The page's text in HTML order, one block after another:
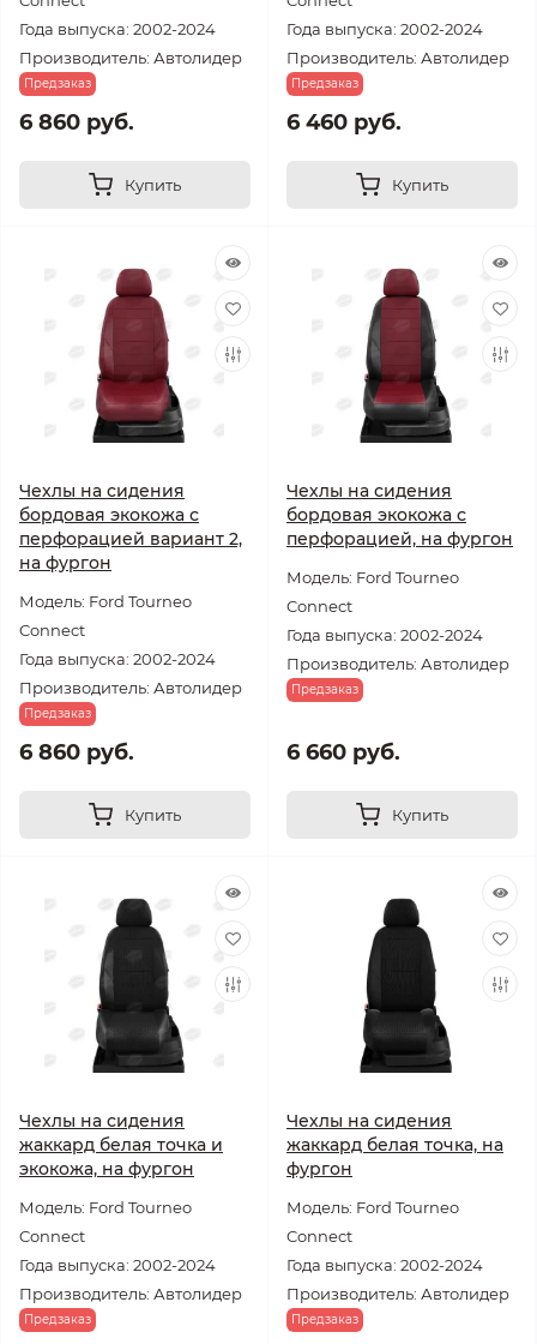
Года выпуска: 2002-2024
Производитель: Автолидер
Предзаказ
6 860 руб.
Купить
Года выпуска: 2002-2024
Производитель: Автолидер
Предзаказ
6 460 руб.
Купить
Чехлы на сидения
бордовая экокожа с
перфорацией вариант 2,
на фургон
Модель: Ford Tourneo
Connect
Года выпуска: 2002-2024
Производитель: Автолидер
Предзаказ
6 860 руб.
Купить
Чехлы на сидения
бордовая экокожа с
перфорацией, на фургон
Модель: Ford Tourneo
Connect
Года выпуска: 2002-2024
Производитель: Автолидер
Предзаказ
6 660 руб.
Купить
Чехлы на сидения
жаккард белая точка и
экокожа, на фургон
Модель: Ford Tourneo
Connect
Года выпуска: 2002-2024
Производитель: Автолидер
Предзаказ
Чехлы на сидения
жаккард белая точка, на
фургон
Модель: Ford Tourneo
Connect
Года выпуска: 2002-2024
Производитель: Автолидер
Предзаказ